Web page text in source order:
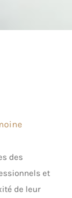
des
et
de leur